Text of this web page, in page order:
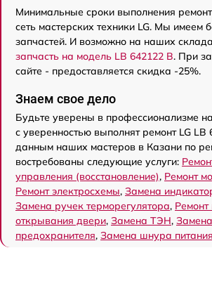
Минимальные сроки выполнения
сеть мастерских техники LG. Мы имеем
запчастей. И возможно на наших
запчасть на модель LB 642122 B. При
сайте - предоставляется скидка -25%.
Знаем свое дело
Будьте уверены в профессионализме
с уверенностью выполнят ремонт LG LB
данным наших мастеров в Казани по
востребованы следующие услуги:
управления (восстановление), Ремонт
Ремонт электросхемы, Замена
Замена ручек терморегулятора,
открывания двери, Замена ТЭН,
предохранителя, Замена шнура питания